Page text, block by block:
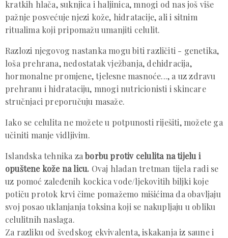
kratkih hlača, suknjica i haljinica, mnogi od nas još više
pažnje posvećuje njezi kože, hidratacije, ali i sitnim
ritualima koji pripomažu umanjiti celulit.
Razlozi njegovog nastanka mogu biti različiti - genetika,
loša prehrana, nedostatak vježbanja, dehidracija,
hormonalne promjene, tjelesne masnoće..., a uz zdravu
prehranu i hidrataciju, mnogi nutricionisti i skincare
stručnjaci preporučuju masaže.
Iako se celulita ne možete u potpunosti riješiti, možete ga
učiniti manje vidljivim.
Islandska tehnika zaborbu protiv celulita na tijelu i
opuštene kože na licu. Ovaj hladan tretman tijela radi se
uz pomoć zaleđenih kockica vode/ljekovitih biljki koje
potiču protok krvi čime pomažemo mišićima da obavljaju
svoj posao uklanjanja toksina koji se nakupljaju u obliku
celulitnih naslaga.
Za razliku od švedskog ekvivalenta, iskakanja iz saune i